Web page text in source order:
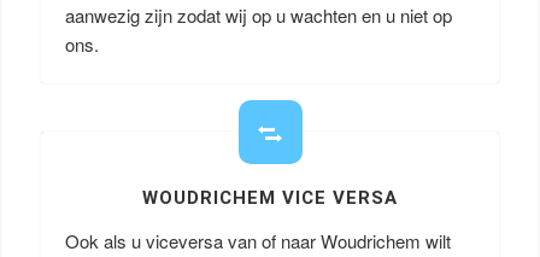
aanwezig zijn zodat wij op u wachten en u niet op
ons.
WOUDRICHEM VICE VERSA
Ook als u viceversa van of naar Woudrichem wilt